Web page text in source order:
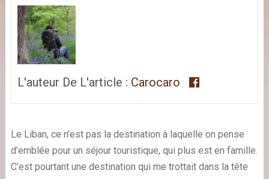
L'auteur De L'article : Carocaro
Le Liban, ce n’est pas la destination à laquelle on pense
d’emblée pour un séjour touristique, qui plus est en famille.
C’est pourtant une destination qui me trottait dans la tête